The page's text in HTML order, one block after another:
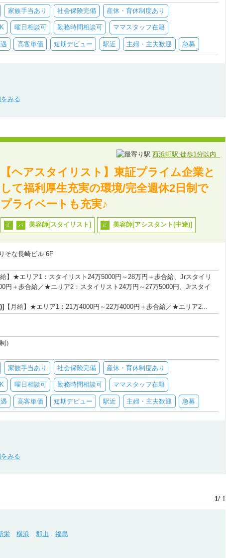
家族手当あり 社会保険完備 産休・育休制度あり
曜日相談可 勤務時間相談可 ママスタッフ在籍
高客単価 短期デビュー 駅近 主婦・主夫歓迎 急募
西浜町駅:徒歩1分以内
【ヘアスタイリスト】東証プライム企業と
して福利厚生充実の環境/完全週休2日制で
プライベートも充実♪
正 パ 美容師[スタイリスト] 正 美容師[アシスタント(中途)]
そな長崎ビル 6F
給】★エリア1：スタイリスト24万5000円～28万円＋歩合給、Jrスタイリ
円＋歩合給／★エリア2：スタイリスト24万円～27万5000円、Jrスタイ
【月給】★エリア1：21万4000円～22万4000円＋歩合給／★エリア2...
）
家族手当あり 社会保険完備 産休・育休制度あり
曜日相談可 勤務時間相談可 ママスタッフ在籍
高客単価 短期デビュー 駅近 主婦・主夫歓迎 急募
1/ 1
栄 横浜 郡山 福島